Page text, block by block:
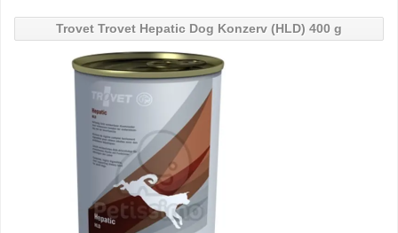
Trovet Trovet Hepatic Dog Konzerv (HLD) 400 g